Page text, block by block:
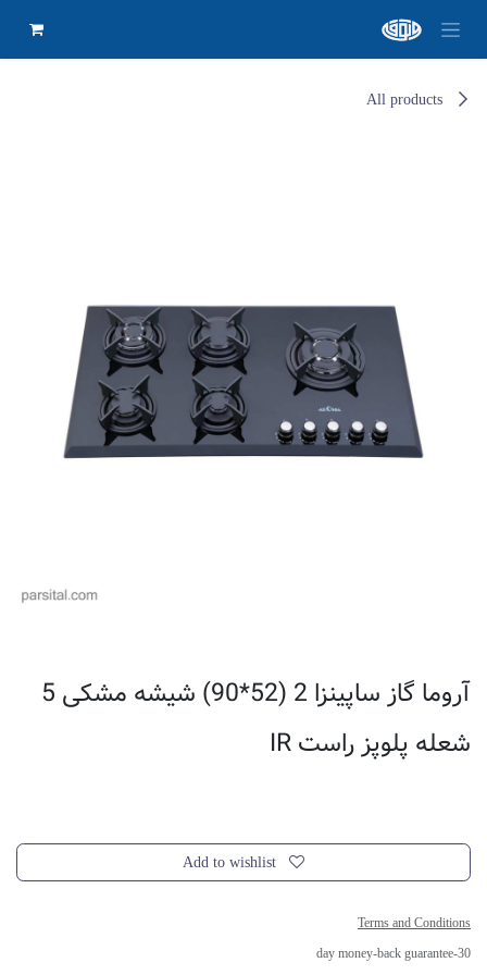
All products
آروما گاز ساپینزا 2 (52*90) شیشه مشکی 5
شعله پلوپز راست IR
Add to wishlist
Terms and Conditions
30-day money-back guarantee